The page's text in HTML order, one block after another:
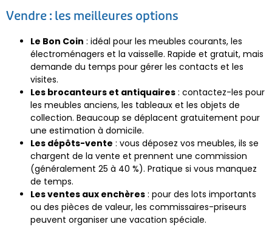
Vendre : les meilleures options
Le Bon Coin : idéal pour les meubles courants, les
électroménagers et la vaisselle. Rapide et gratuit, mais
demande du temps pour gérer les contacts et les
visites.
Les brocanteurs et antiquaires : contactez-les pour
les meubles anciens, les tableaux et les objets de
collection. Beaucoup se déplacent gratuitement pour
une estimation à domicile.
Les dépôts-vente : vous déposez vos meubles, ils se
chargent de la vente et prennent une commission
(généralement 25 à 40 %). Pratique si vous manquez
de temps.
Les ventes aux enchères : pour des lots importants
ou des pièces de valeur, les commissaires-priseurs
peuvent organiser une vacation spéciale.